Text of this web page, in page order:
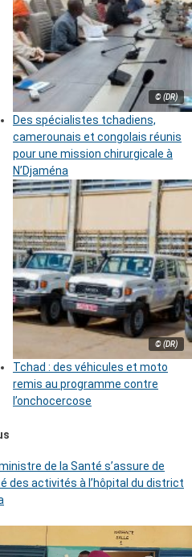
© (DR)
Des spécialistes tchadiens,
camerounais et congolais réunis
pour une mission chirurgicale à
N’Djaména
© (DR)
Tchad : des véhicules et moto
remis au programme contre
l’onchocercose
de la Santé s’assure de
des activités à l’hôpital du district